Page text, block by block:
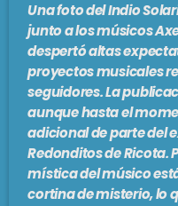
Una foto del Indio
junto a los músicos
despertó altas
proyectos musicales
seguidores. La
aunque hasta el
adicional de parte del
Redonditos de Ricota.
mística del músico
cortina de misterio, lo